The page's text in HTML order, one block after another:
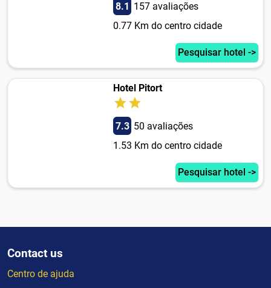
8.1 157 avaliações
0.77 Km do centro cidade
Pesquisar hotel ->
Hotel Pitort
7.3 50 avaliações
1.53 Km do centro cidade
Pesquisar hotel ->
Contact us
Centro de ajuda